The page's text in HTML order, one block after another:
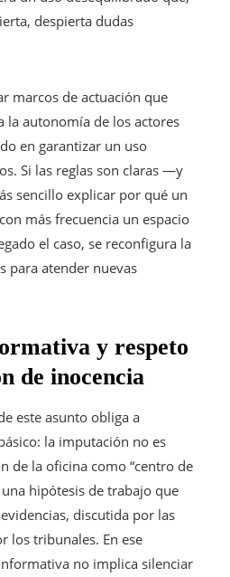
despierta dudas
marcos de actuación que
la autonomía de los actores
en garantizar un uso
Si las reglas son claras —y
sencillo explicar por qué un
más frecuencia un espacio
el caso, se reconfigura la
para atender nuevas
y respeto
de inocencia
este asunto obliga a
la imputación no es
de la oficina como “centro de
hipótesis de trabajo que
discutida por las
los tribunales. En ese
no implica silenciar